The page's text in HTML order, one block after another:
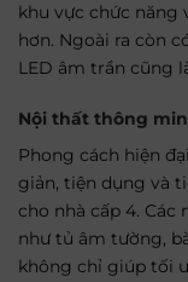
khu vực chức năng
hơn. Ngoài ra còn
LED âm trần cũng
Nội thất thông
Phong cách hiện
giản, tiện dụng và
cho nhà cấp 4. Các
như tủ âm tường,
không chỉ giúp tối